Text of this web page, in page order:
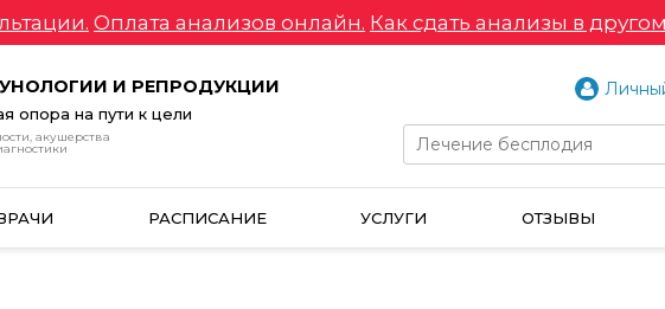
Оплата анализов онлайн. Как сдать анализы в
И РЕПРОДУКЦИИ
опора на пути к цели
акушерства
РАСПИСАНИЕ УСЛУГИ ОТЗЫВЫ